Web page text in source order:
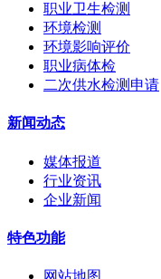
职业卫生检测
环境检测
环境影响评价
职业病体检
二次供水检测申请
新闻动态
媒体报道
行业资讯
企业新闻
特色功能